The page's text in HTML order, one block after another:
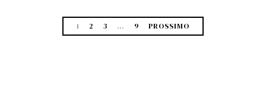
1 2 3 … 9 PROSSIMO